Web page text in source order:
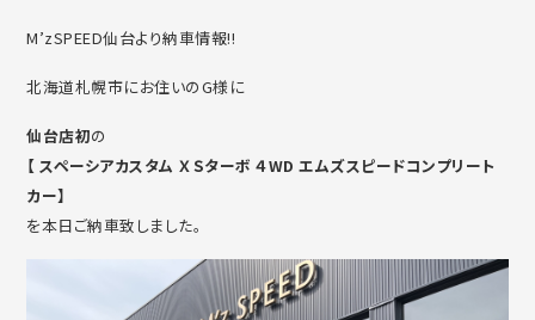
M’zSPEED仙台より納車情報!!
北海道札幌市にお住いのG様に
仙台店初の
【 スペーシアカスタム ＸＳターボ ４WD エムズスピードコンプリート
カー】
を本日ご納車致しました。